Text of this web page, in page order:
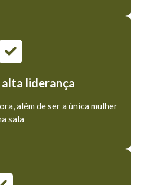
liderança
além de ser a única mulher
sala